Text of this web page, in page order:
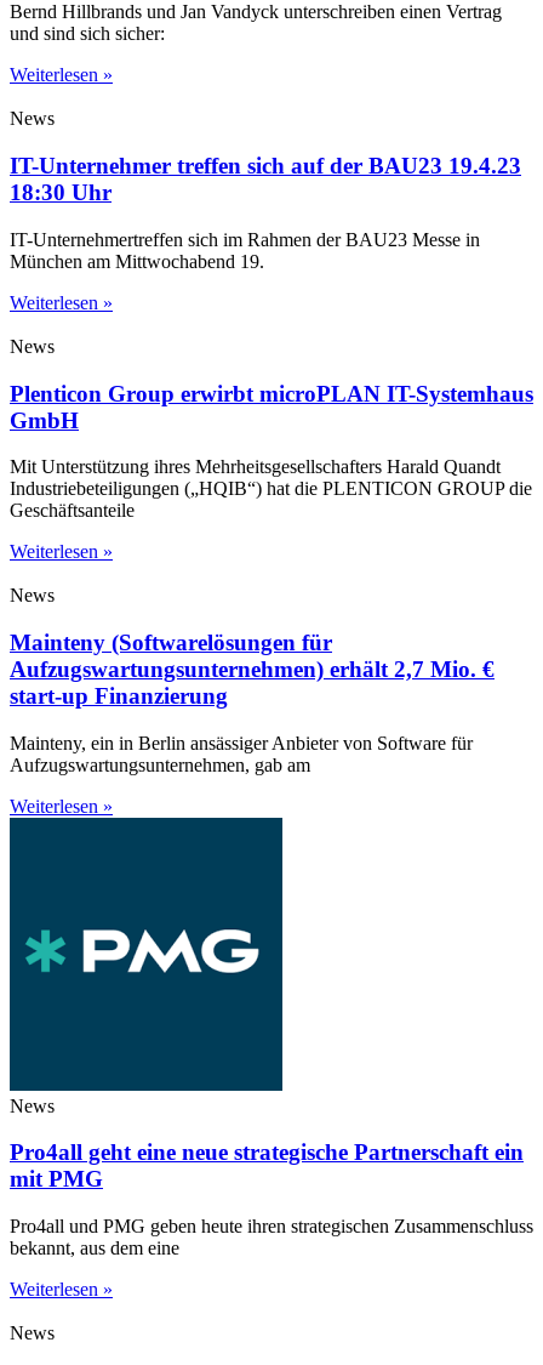
Bernd Hillbrands und Jan Vandyck unterschreiben einen Vertrag
und sind sich sicher:
Weiterlesen »
News
IT-Unternehmer treffen sich auf der BAU23 19.4.23
18:30 Uhr
IT-Unternehmertreffen sich im Rahmen der BAU23 Messe in
München am Mittwochabend 19.
Weiterlesen »
News
Plenticon Group erwirbt microPLAN IT-Systemhaus
GmbH
Mit Unterstützung ihres Mehrheitsgesellschafters Harald Quandt
Industriebeteiligungen („HQIB“) hat die PLENTICON GROUP die
Geschäftsanteile
Weiterlesen »
News
Mainteny (Softwarelösungen für
Aufzugswartungsunternehmen) erhält 2,7 Mio. €
start-up Finanzierung
Mainteny, ein in Berlin ansässiger Anbieter von Software für
Aufzugswartungsunternehmen, gab am
Weiterlesen »
News
Pro4all geht eine neue strategische Partnerschaft ein
mit PMG
Pro4all und PMG geben heute ihren strategischen Zusammenschluss
bekannt, aus dem eine
Weiterlesen »
News